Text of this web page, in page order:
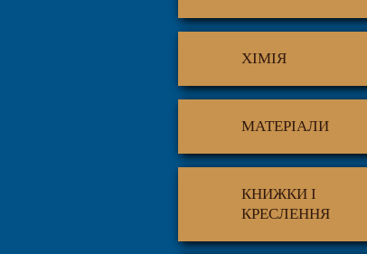
ХІМІЯ
МАТЕРІАЛИ
КНИЖКИ І
КРЕСЛЕННЯ